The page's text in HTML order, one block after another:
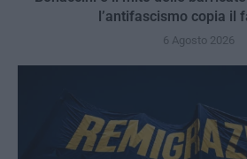
l’antifascismo copia il
6 Agosto 2026